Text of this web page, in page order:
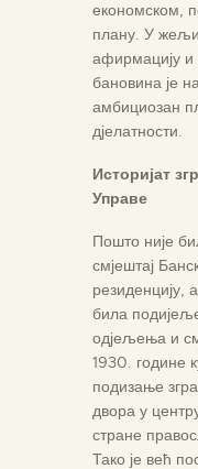
економском,
плану. У жељи
афирмацију и
бановина је
амбициозан
дјелатности.
Историјат
Управе
Пошто није
смјештај
резиденцију,
била
одјељења и
1930. године
подизање
двора у
стране
Тако је већ